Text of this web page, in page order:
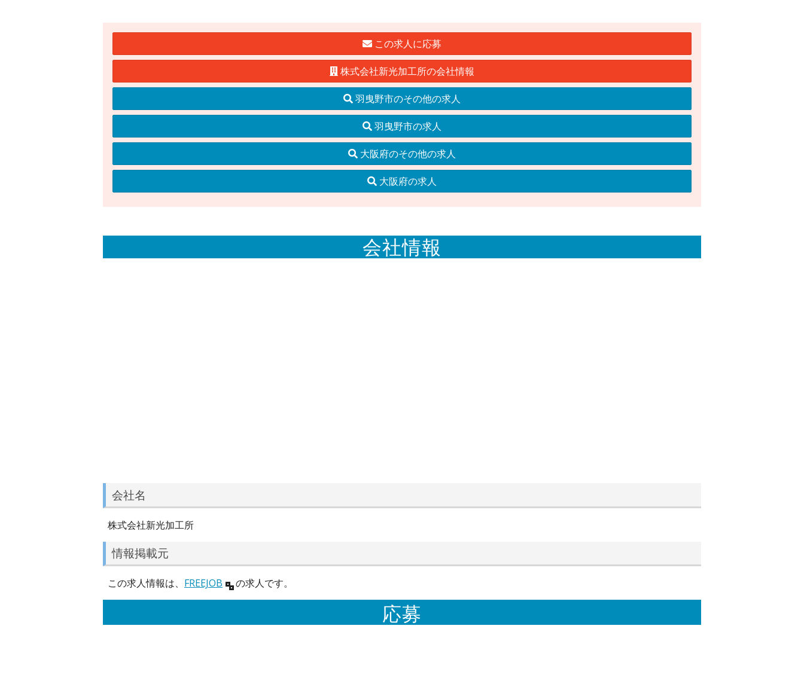
この求人に応募
株式会社新光加工所の会社情報
羽曳野市のその他の求人
羽曳野市の求人
大阪府のその他の求人
大阪府の求人
会社情報
会社名
株式会社新光加工所
情報掲載元
この求人情報は、 FREEJOB の求人です。
応募